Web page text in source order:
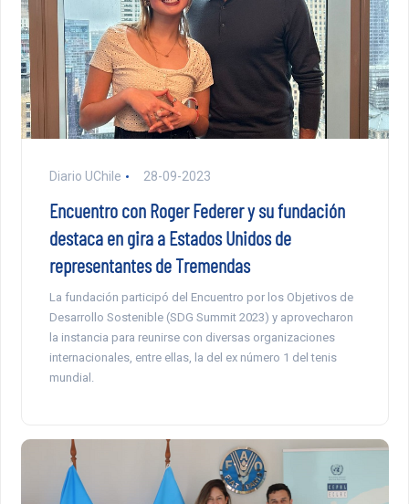
Diario UChile 28-09-2023
Encuentro con Roger Federer y su fundación
destaca en gira a Estados Unidos de
representantes de Tremendas
La fundación participó del Encuentro por los Objetivos de
Desarrollo Sostenible (SDG Summit 2023) y aprovecharon
la instancia para reunirse con diversas organizaciones
internacionales, entre ellas, la del ex número 1 del tenis
mundial.